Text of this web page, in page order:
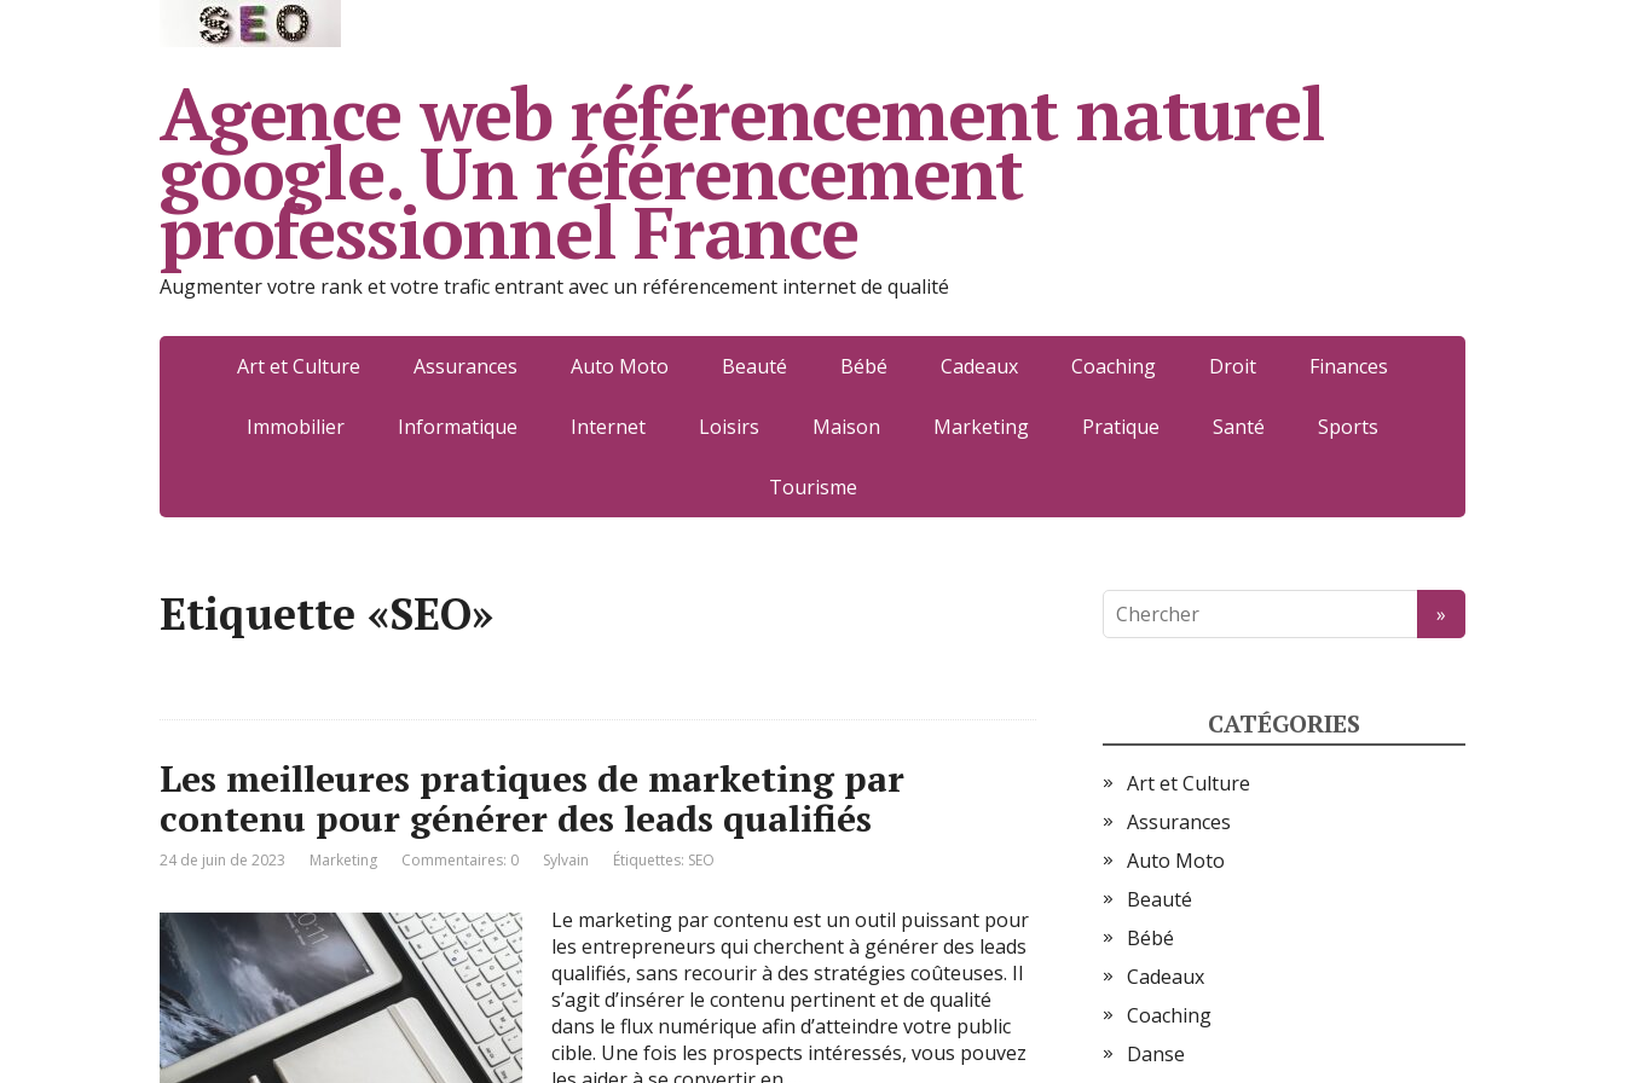
Agence web référencement naturel
google. Un référencement
professionnel France
Augmenter votre rank et votre trafic entrant avec un référencement internet de qualité
Art et Culture Assurances Auto Moto Beauté Bébé Cadeaux Coaching Droit Finances
Immobilier Informatique Internet Loisirs Maison Marketing Pratique Santé Sports
Tourisme
Etiquette «SEO»
Les meilleures pratiques de marketing par
contenu pour générer des leads qualifiés
24 de juin de 2023 Marketing Commentaires: 0 Sylvain Étiquettes: SEO
Le marketing par contenu est un outil puissant pour
les entrepreneurs qui cherchent à générer des leads
qualifiés, sans recourir à des stratégies coûteuses. Il
s’agit d’insérer le contenu pertinent et de qualité
dans le flux numérique afin d’atteindre votre public
cible. Une fois les prospects intéressés, vous pouvez
CATÉGORIES
Art et Culture
Assurances
Auto Moto
Beauté
Bébé
Cadeaux
Coaching
Danse